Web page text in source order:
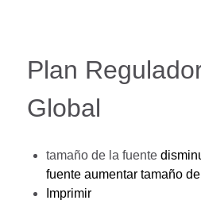
Plan
Global
tamaño de la fuente
fuente aumentar tamaño
Imprimir